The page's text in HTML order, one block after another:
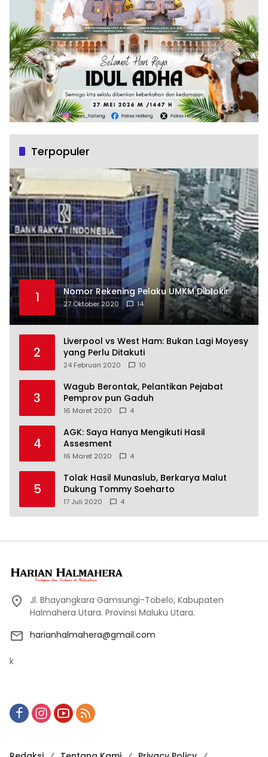
Terpopuler
1 Nomor Rekening Pelaku UMKM Diblokir
27 Oktober 2020 14
2
Liverpool vs West Ham: Bukan Lagi Moyesy
yang Perlu Ditakuti
24 Februari 2020 10
3
Wagub Berontak, Pelantikan Pejabat
Pemprov pun Gaduh
16 Maret 2020 4
4
AGK: Saya Hanya Mengikuti Hasil
Assesment
16 Maret 2020 4
5
Tolak Hasil Munaslub, Berkarya Malut
Dukung Tommy Soeharto
17 Juli 2020 4
Jl. Bhayangkara Gamsungi-Tobelo, Kabupaten
Halmahera Utara. Provinsi Maluku Utara.
harianhalmahera@gmail.com
k